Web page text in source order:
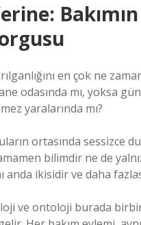
Bakımın
en çok ne
odasında mı, yoksa
yaralarında mı?
ortasında sessizce
bilimdir ne de
anda ikisidir ve daha
ve ontoloji burada